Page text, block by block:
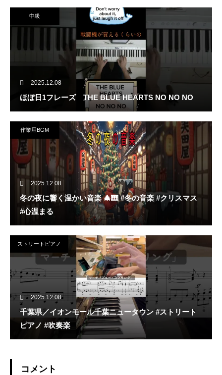
中級
2025.12.08
ほぼ日1フレーズ THE BLUE HEARTS NO NO NO
作業用BGM
2025.12.08
冬の夜に響く温かい音楽 🎄🎹 #冬の音楽 #クリスマス
#心温まる
ストリートピアノ
2025.12.08
千葉県／イオンモール千葉ニュータウン #ストリート
ピアノ #吹奏楽
コメント